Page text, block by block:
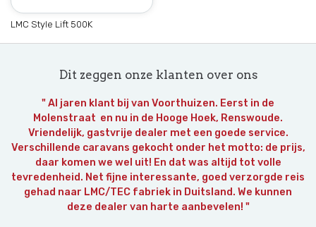
LMC Style Lift 500K
Dit zeggen onze klanten over ons
" Al jaren klant bij van Voorthuizen. Eerst in de
Molenstraat en nu in de Hooge Hoek, Renswoude.
Vriendelijk, gastvrije dealer met een goede service.
Verschillende caravans gekocht onder het motto: de prijs,
daar komen we wel uit! En dat was altijd tot volle
tevredenheid. Net fijne interessante, goed verzorgde reis
gehad naar LMC/TEC fabriek in Duitsland. We kunnen
deze dealer van harte aanbevelen! "